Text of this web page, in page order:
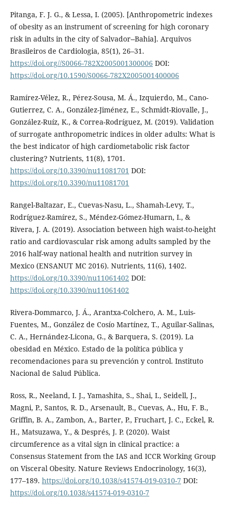
Pitanga, F. J. G., & Lessa, I. (2005). [Anthropometric indexes
of obesity as an instrument of screening for high coronary
risk in adults in the city of Salvador--Bahia]. Arquivos
Brasileiros de Cardiologia, 85(1), 26–31.
https://doi.org//S0066-782X2005001300006 DOI:
https://doi.org/10.1590/S0066-782X2005001400006
Ramírez-Vélez, R., Pérez-Sousa, M. Á., Izquierdo, M., Cano-
Gutierrez, C. A., González-Jiménez, E., Schmidt-Riovalle, J.,
González-Ruíz, K., & Correa-Rodríguez, M. (2019). Validation
of surrogate anthropometric indices in older adults: What is
the best indicator of high cardiometabolic risk factor
clustering? Nutrients, 11(8), 1701.
https://doi.org/10.3390/nu11081701 DOI:
https://doi.org/10.3390/nu11081701
Rangel-Baltazar, E., Cuevas-Nasu, L., Shamah-Levy, T.,
Rodríguez-Ramírez, S., Méndez-Gómez-Humarn, I., &
Rivera, J. A. (2019). Association between high waist-to-height
ratio and cardiovascular risk among adults sampled by the
2016 half-way national health and nutrition survey in
Mexico (ENSANUT MC 2016). Nutrients, 11(6), 1402.
https://doi.org/10.3390/nu11061402 DOI:
https://doi.org/10.3390/nu11061402
Rivera-Dommarco, J. Á., Arantxa-Colchero, A. M., Luis-
Fuentes, M., González de Cosío Martínez, T., Aguilar-Salinas,
C. A., Hernández-Licona, G., & Barquera, S. (2019). La
obesidad en México. Estado de la política pública y
recomendaciones para su prevención y control. Instituto
Nacional de Salud Pública.
Ross, R., Neeland, I. J., Yamashita, S., Shai, I., Seidell, J.,
Magni, P., Santos, R. D., Arsenault, B., Cuevas, A., Hu, F. B.,
Griffin, B. A., Zambon, A., Barter, P., Fruchart, J. C., Eckel, R.
H., Matsuzawa, Y., & Després, J. P. (2020). Waist
circumference as a vital sign in clinical practice: a
Consensus Statement from the IAS and ICCR Working Group
on Visceral Obesity. Nature Reviews Endocrinology, 16(3),
177–189. https://doi.org/10.1038/s41574-019-0310-7 DOI:
https://doi.org/10.1038/s41574-019-0310-7